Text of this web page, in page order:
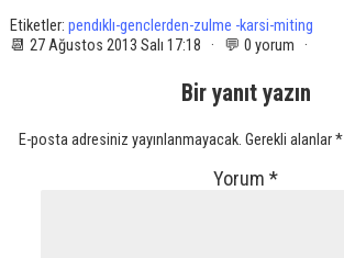
Etiketler: pendıklı-genclerden-zulme -karsi-miting
📆 27 Ağustos 2013 Salı 17:18 · 💬 0 yorum ·
Bir yanıt yazın
E-posta adresiniz yayınlanmayacak. Gerekli alanlar*
Yorum*